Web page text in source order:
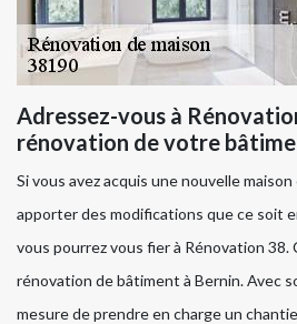
Adressez-vous à
rénovation de votre
Si vous avez acquis une nouvelle
apporter des modifications que ce soit
vous pourrez vous fier à Rénovation 38.
rénovation de bâtiment à Bernin. Avec
mesure de prendre en charge un